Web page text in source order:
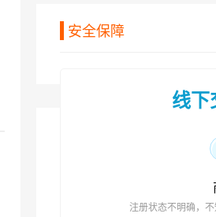
安全保障
线下
注册状态不明确，